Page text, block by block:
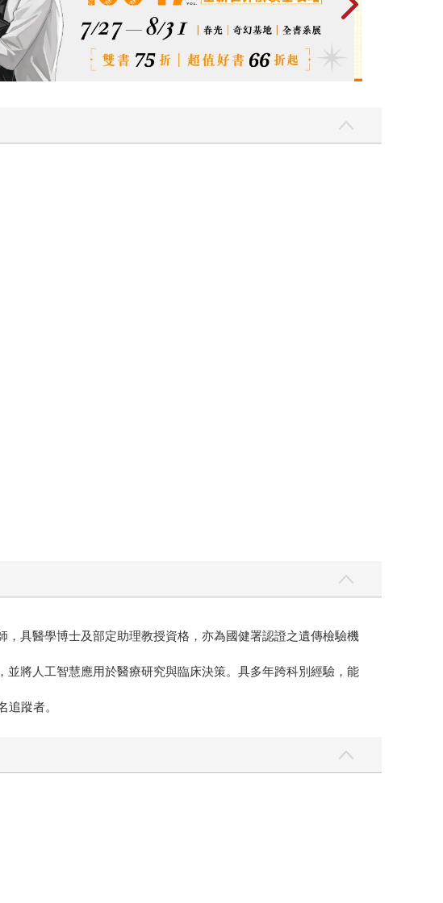
具醫學博士及部定助理教授資格，亦為國健署認證之遺傳檢驗機
將人工智慧應用於醫療研究與臨床決策。具多年跨科別經驗，能
蹤者。